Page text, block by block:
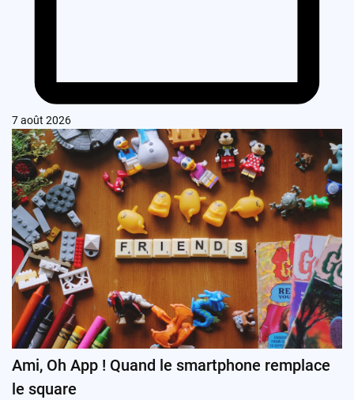
7 août 2026
Ami, Oh App ! Quand le smartphone remplace
le square